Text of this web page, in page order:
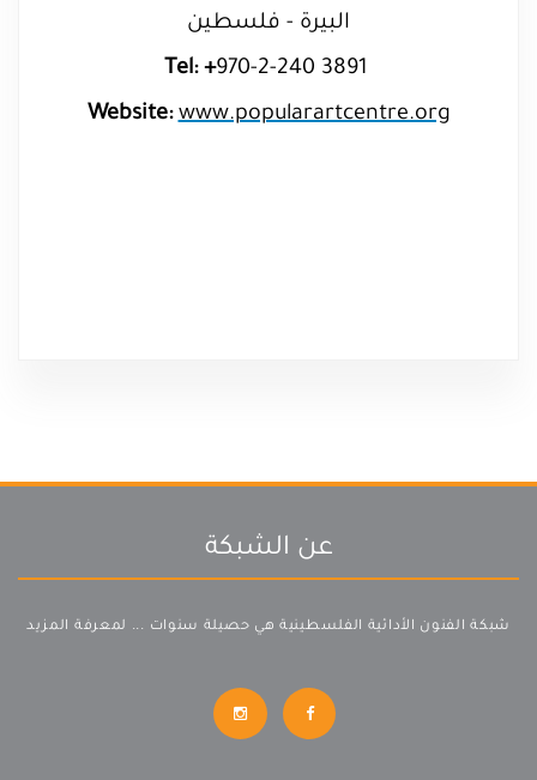
البيرة - فلسطين
Tel: +970-2-240 3891
Website:www.popularartcentre.org
عن الشبكة
شبكة الفنون الأدائية الفلسطينية هي حصيلة سنوات ... لمعرفة المزيد